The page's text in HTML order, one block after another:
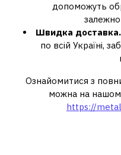
допоможуть
Швидка доставка.
по всій Україні,
Ознайомитися з
можна на
https://